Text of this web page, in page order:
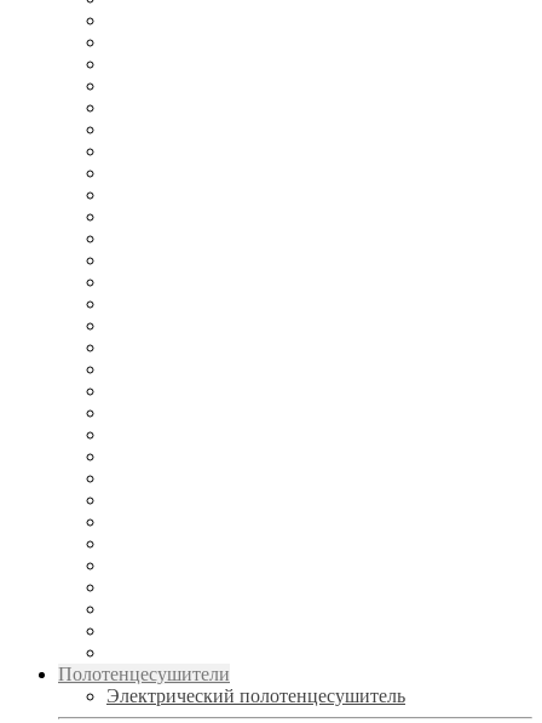
Полотенцесушители
Электрический полотенцесушитель